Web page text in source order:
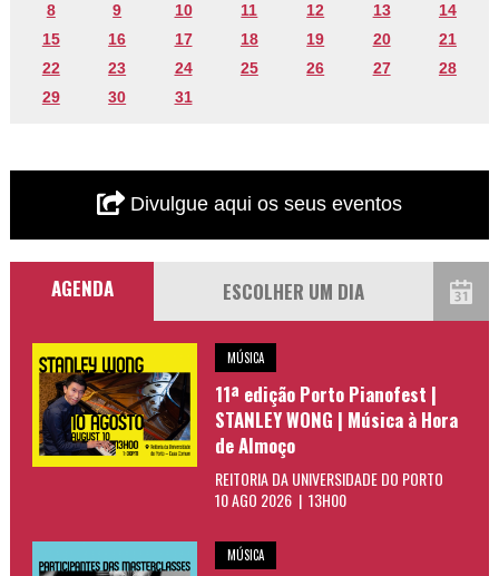
8
9 10 11 12 13
14
15
16 17 18 19 20
21
22
23 24 25 26 27
28
29
30 31
Divulgue aqui os seus eventos
AGENDA
MÚSICA
11ª edição Porto Pianofest |
STANLEY WONG | Música à Hora
de Almoço
REITORIA DA UNIVERSIDADE DO PORTO
10 AGO 2026 | 13H00
MÚSICA